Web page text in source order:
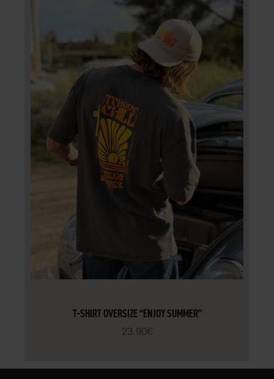
AJOUTER AU PANIER
T-SHIRT OVERSIZE “ENJOY SUMMER”
23.90€